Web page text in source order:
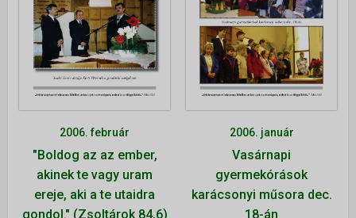
2006. február
"Boldog az az ember,
akinek te vagy uram
ereje, aki a te utaidra
gondol." (Zsoltárok 84,6)
2006. január
Vasárnapi
gyermekórások
karácsonyi műsora dec.
18-án